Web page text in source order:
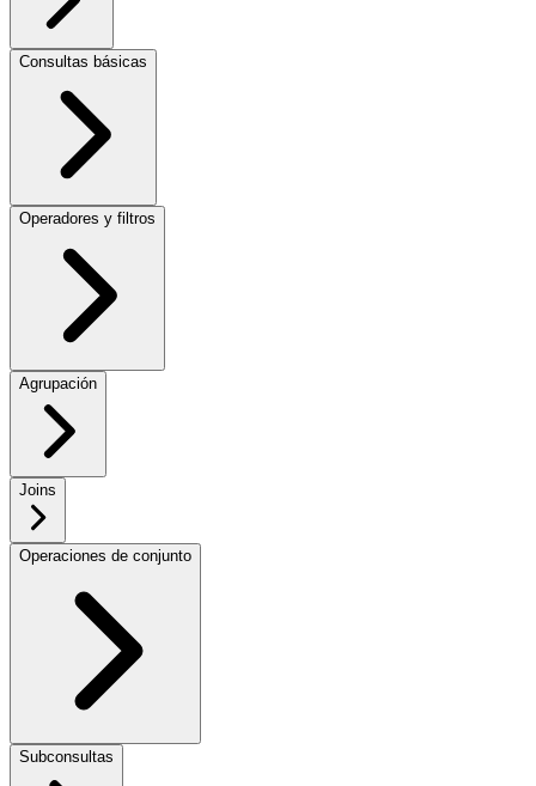
Consultas básicas
Operadores y filtros
Agrupación
Joins
Operaciones de conjunto
Subconsultas